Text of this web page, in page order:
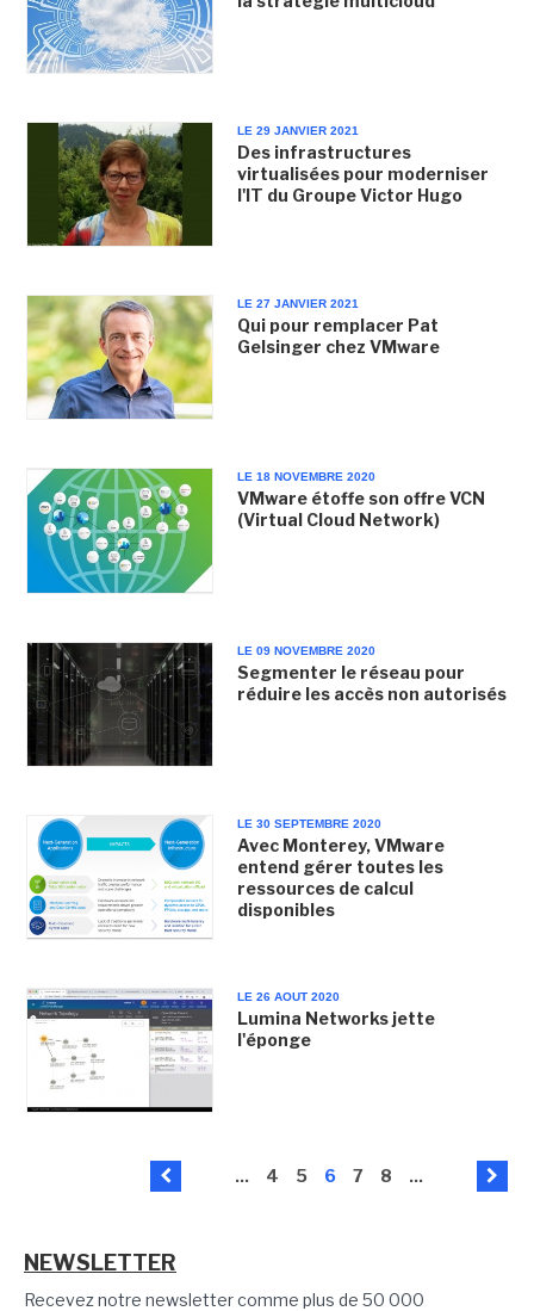
LE 29 JANVIER 2021
Des infrastructures
virtualisées pour moderniser
l'IT du Groupe Victor Hugo
LE 27 JANVIER 2021
Qui pour remplacer Pat
Gelsinger chez VMware
LE 18 NOVEMBRE 2020
VMware étoffe son offre VCN
(Virtual Cloud Network)
LE 09 NOVEMBRE 2020
Segmenter le réseau pour
réduire les accès non autorisés
LE 30 SEPTEMBRE 2020
Avec Monterey, VMware
entend gérer toutes les
ressources de calcul
disponibles
LE 26 AOUT 2020
Lumina Networks jette
l'éponge
... 4 5 6 7 8 ...
NEWSLETTER
Recevez notre newsletter comme plus de 50 000